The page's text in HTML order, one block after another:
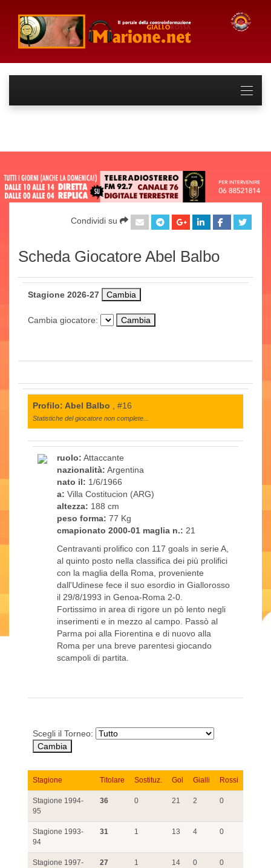
Condividi su
Scheda Giocatore Abel Balbo
Stagione 2026-27
Cambia giocatore:
Profilo: Abel Balbo , #16
Statistiche del giocatore non complete...
ruolo: Attaccante
nazionalità: Argentina
nato il: 1/6/1966
a: Villa Costitucion (ARG)
altezza: 188 cm
peso forma: 77 Kg
cmapionato 2000-01 maglia n.: 21
Centravanti prolifico con 117 goals in serie A,
al quinto posto nella classifica dei più prolifici
con la maglia della Roma, proveniente
dall'Udinese fece il suo esordio in Giallorosso
il 29/8/1993 in Genoa-Roma 2-0.
Fortissimo in area di rigore un pò lento negli
inserimenti e in mezzo al campo. Passò al
Parma poi alla Fiorentina e di nuovo alla
Roma per una breve parentesi giocando
scampoli di partita.
Scegli il Torneo:
Stagione Titolare Sostituz. Gol Gialli Rossi
Stagione 1994-
95
36 0 21 2 0
Stagione 1993-
94
31 1 13 4 0
Stagione 1997-
27 1 14 0 0